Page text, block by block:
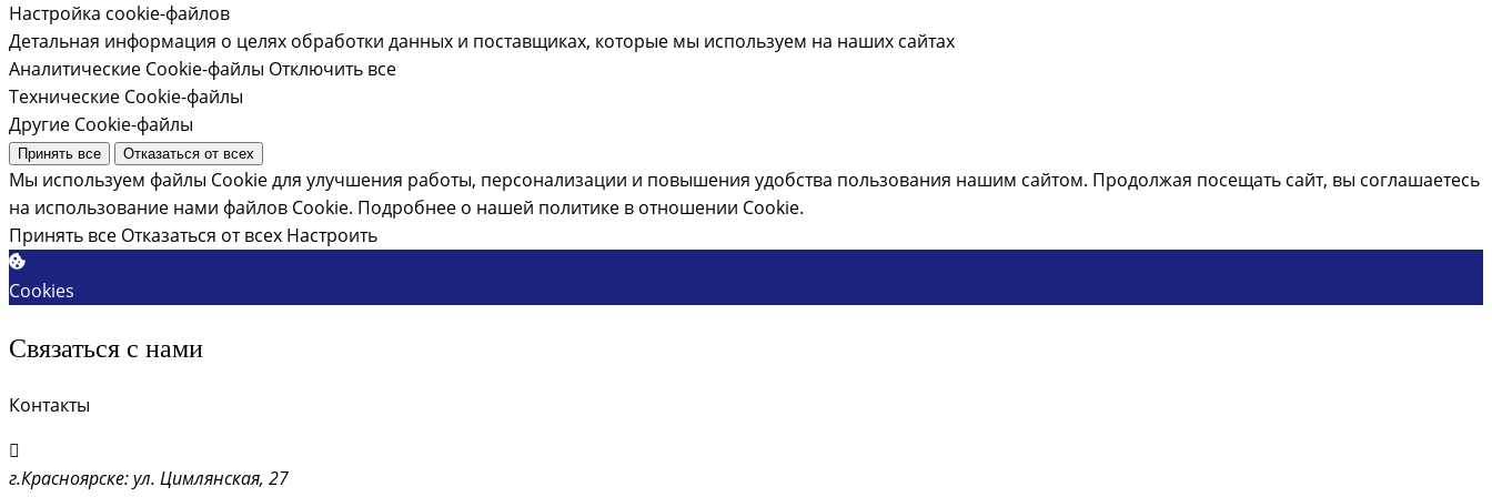
Настройка cookie-файлов
Детальная информация о целях обработки данных и поставщиках, которые мы используем на наших сайтах
Аналитические Cookie-файлы Отключить все
Технические Cookie-файлы
Другие Cookie-файлы
Принять все Отказаться от всех
Мы используем файлы Cookie для улучшения работы, персонализации и повышения удобства пользования нашим сайтом. Продолжая посещать сайт, вы соглашаетесь
на использование нами файлов Cookie. Подробнее о нашей политике в отношении Cookie.
Принять все Отказаться от всех Настроить
Cookies
Связаться с нами
Контакты
г.Красноярске: ул. Цимлянская, 27